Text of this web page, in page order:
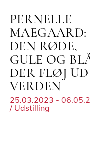
PERNELLE
MAEGAARD:
DEN RØDE,
GULE OG
DER FLØJ
VERDEN
25.03.2023 -
/ Udstilling